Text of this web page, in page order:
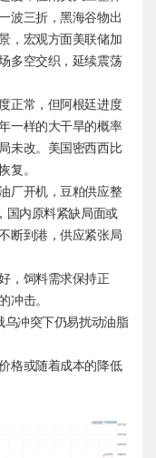
波三折，黑海谷物出
，宏观方面美联储加
多空交织，延续震荡
正常，但阿根廷进度
一样的大干旱的概率
未改。美国密西西比
复。
厂开机，豆粕供应整
国内原料紧缺局面或
断到港，供应紧张局
，饲料需求保持正
冲击。
乌冲突下仍易扰动油脂
格或随着成本的降低